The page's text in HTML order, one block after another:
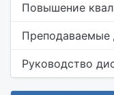
Повышение
Преподаваемые
Руководство